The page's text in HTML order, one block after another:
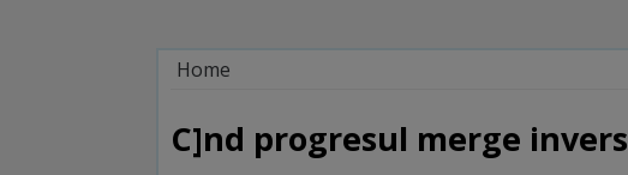
Home
C]nd progresul merge invers